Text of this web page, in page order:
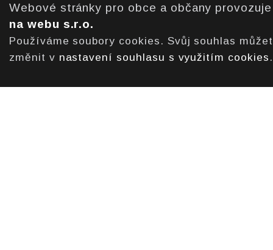
Webové stránky pro obce a občany
na webu s.r.o.
Používáme soubory cookies. Svůj souhlas
změnit v nastavení souhlasu s využitím cookies .